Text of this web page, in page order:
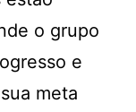
o grupo
e
meta